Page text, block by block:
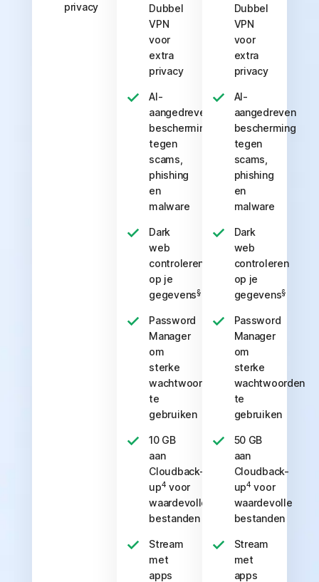
privacy
Dubbel
VPN
voor
extra
privacy
AI-
aangedreven
bescherming
tegen
scams,
phishing
en
malware
Dark
web
controleren
op je
gegevens§
Password
Manager
om
sterke
wachtwoorden
te
gebruiken
10 GB
aan
Cloudback-
up4 voor
waardevolle
bestanden
Stream
met
apps
Dubbel
VPN
voor
extra
privacy
AI-
aangedreven
bescherming
tegen
scams,
phishing
en
malware
Dark
web
controleren
op je
gegevens§
Password
Manager
om
sterke
wachtwoorden
te
gebruiken
50 GB
aan
Cloudback-
up4 voor
waardevolle
bestanden
Stream
met
apps